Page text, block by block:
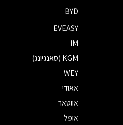
BYD
EVEASY
IM
KGM (סאנגיונג)
WEY
אאודי
אווטאר
אופל